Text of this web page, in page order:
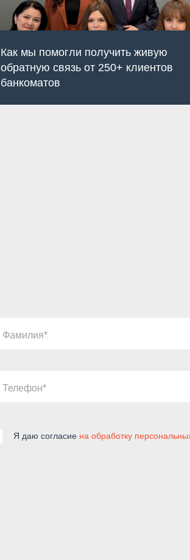
Как мы помогли получить живую
обратную связь от 250+ клиентов
банкоматов
Фамилия
Телефон
Я даю согласие на обработку